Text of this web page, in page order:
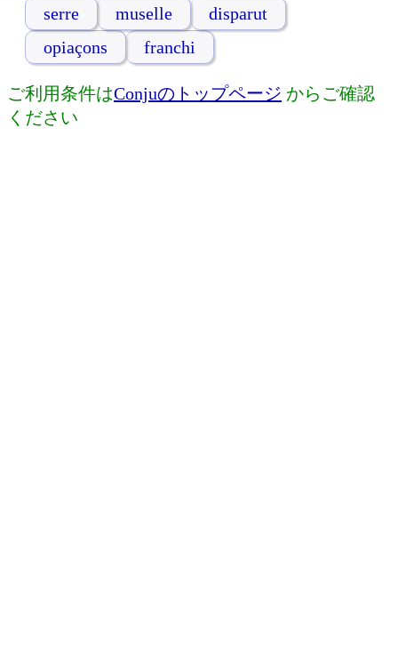
serre muselle
disparut
opiaçons
franchi
ご利用条件はConjuのトップページ からご確認
ください